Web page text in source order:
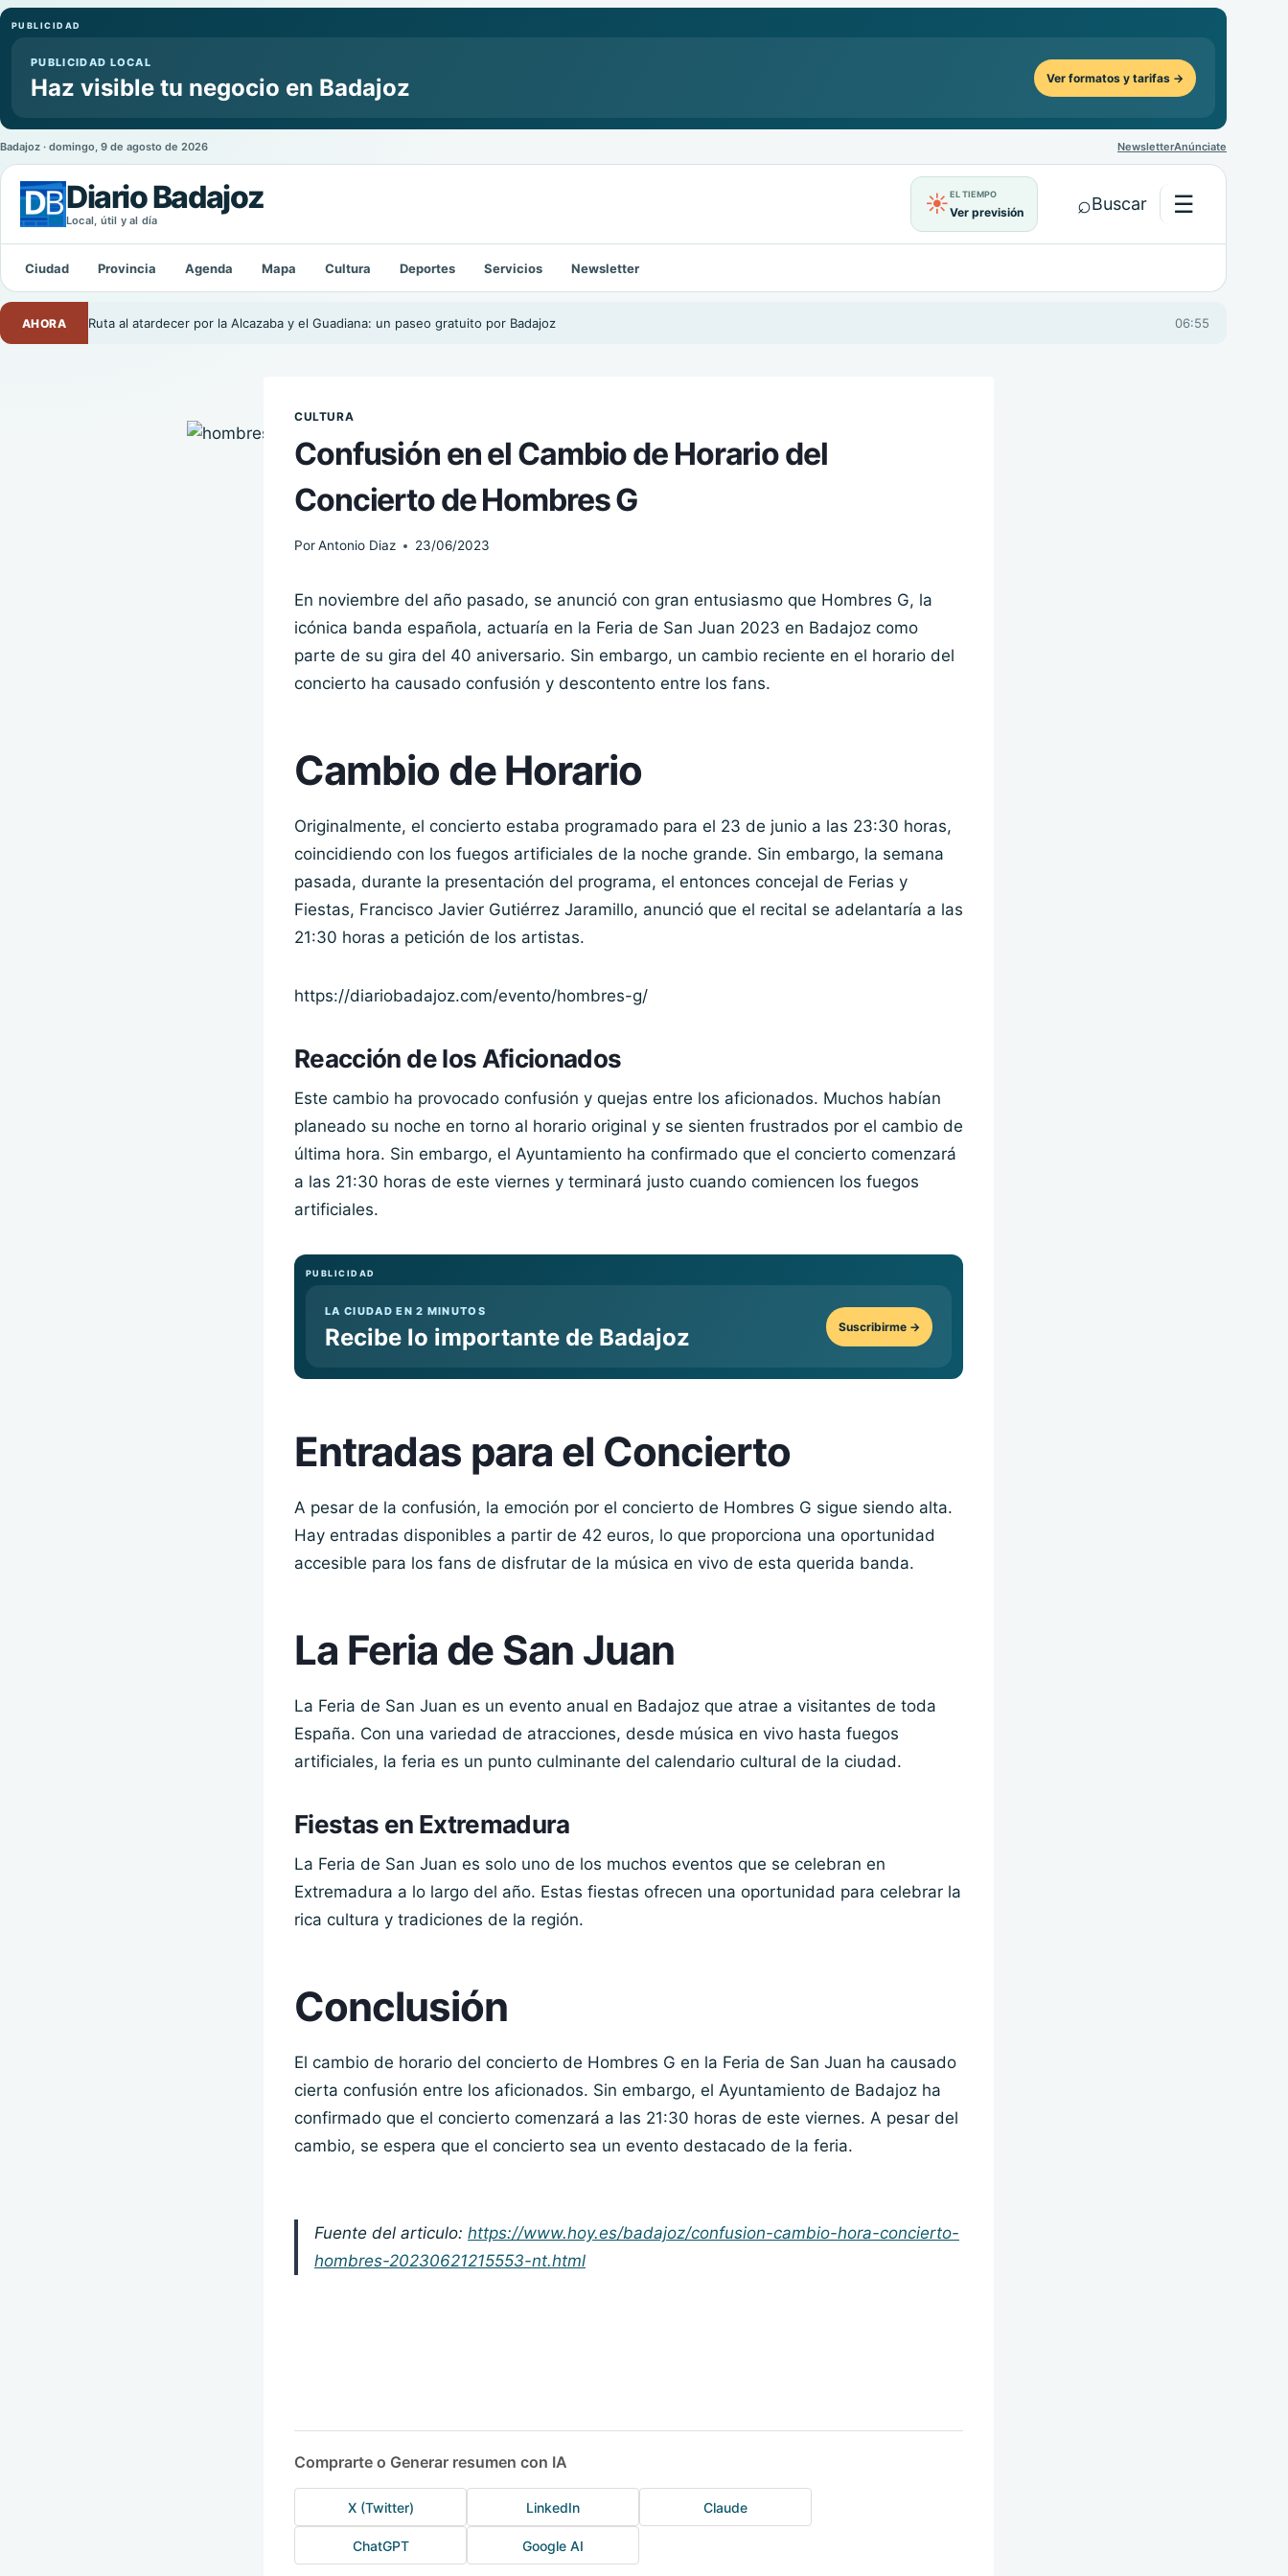
PUBLICIDAD
PUBLICIDAD LOCAL
Haz visible tu negocio en Badajoz Ver formatos y tarifas →
Badajoz · domingo, 9 de agosto de 2026 NewsletterAnúnciate
Diario Badajoz
Local, útil y al día
☀EL TIEMPO
Ver previsión ⌕Buscar ☰Abrir menú
Buscar:
Ciudad Provincia Agenda Mapa Cultura Deportes Servicios Newsletter
AHORA Ruta al atardecer por la Alcazaba y el Guadiana: un paseo gratuito por Badajoz 06:55
CULTURA
Confusión en el Cambio de Horario del
Concierto de Hombres G
PorAntonio Diaz 23/06/2023
En noviembre del año pasado, se anunció con gran entusiasmo que Hombres G, la
icónica banda española, actuaría en la Feria de San Juan 2023 en Badajoz como
parte de su gira del 40 aniversario. Sin embargo, un cambio reciente en el horario del
concierto ha causado confusión y descontento entre los fans.
Cambio de Horario
Originalmente, el concierto estaba programado para el 23 de junio a las 23:30 horas,
coincidiendo con los fuegos artificiales de la noche grande. Sin embargo, la semana
pasada, durante la presentación del programa, el entonces concejal de Ferias y
Fiestas, Francisco Javier Gutiérrez Jaramillo, anunció que el recital se adelantaría a las
21:30 horas a petición de los artistas.
https://diariobadajoz.com/evento/hombres-g/
Reacción de los Aficionados
Este cambio ha provocado confusión y quejas entre los aficionados. Muchos habían
planeado su noche en torno al horario original y se sienten frustrados por el cambio de
última hora. Sin embargo, el Ayuntamiento ha confirmado que el concierto comenzará
a las 21:30 horas de este viernes y terminará justo cuando comiencen los fuegos
artificiales.
PUBLICIDAD
LA CIUDAD EN 2 MINUTOS
Recibe lo importante de Badajoz Suscribirme →
Entradas para el Concierto
A pesar de la confusión, la emoción por el concierto de Hombres G sigue siendo alta.
Hay entradas disponibles a partir de 42 euros, lo que proporciona una oportunidad
accesible para los fans de disfrutar de la música en vivo de esta querida banda.
La Feria de San Juan
La Feria de San Juan es un evento anual en Badajoz que atrae a visitantes de toda
España. Con una variedad de atracciones, desde música en vivo hasta fuegos
artificiales, la feria es un punto culminante del calendario cultural de la ciudad.
Fiestas en Extremadura
La Feria de San Juan es solo uno de los muchos eventos que se celebran en
Extremadura a lo largo del año. Estas fiestas ofrecen una oportunidad para celebrar la
rica cultura y tradiciones de la región.
Conclusión
El cambio de horario del concierto de Hombres G en la Feria de San Juan ha causado
cierta confusión entre los aficionados. Sin embargo, el Ayuntamiento de Badajoz ha
confirmado que el concierto comenzará a las 21:30 horas de este viernes. A pesar del
cambio, se espera que el concierto sea un evento destacado de la feria.
Fuente del articulo: https://www.hoy.es/badajoz/confusion-cambio-hora-concierto-
hombres-20230621215553-nt.html
Comprarte o Generar resumen con IA
X (Twitter) LinkedIn Claude
ChatGPT Google AI